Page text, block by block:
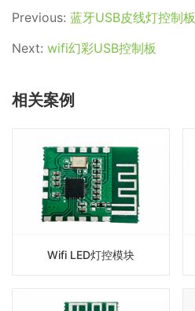
Previous: 蓝牙USB皮线灯控制板
Next: wifi幻彩USB控制板
相关案例
Wifi LED灯控模块